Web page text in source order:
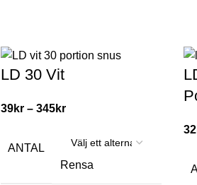
LD 30 Vit
39kr – 345kr
ANTAL
Rensa
32